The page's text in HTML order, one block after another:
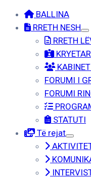
BALLINA
RRETH NESH
RRETH
KRYETAR
FORUMI I
FORUMI
STATUTI
Të rejat